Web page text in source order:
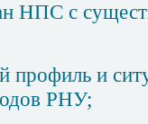
НПС с
профиль и
РНУ;